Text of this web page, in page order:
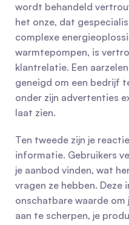
wordt behandeld
het onze, dat
complexe
warmtepompen, is
klantrelatie. Een
geneigd om een bedrijf
onder zijn advertenties
laat zien.
Ten tweede zijn je
informatie. Gebruikers
je aanbod vinden, wat
vragen ze hebben. Deze
onschatbare waarde
aan te scherpen, je